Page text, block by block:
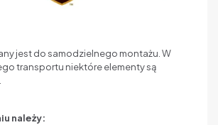
jest do samodzielnego montażu. W
transportu niektóre elementy są
należy: